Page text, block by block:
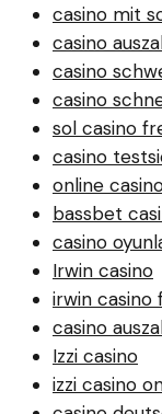
casino mit
casino
casino
casino
sol casino
casino
online
bassbet
casino
Irwin casino
irwin casino
casino
Izzi casino
izzi casino